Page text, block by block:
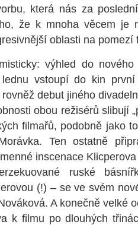
která nás za
že k mnoha věcem je
oblasti na pomezí
výhled do
vstoupí do kin
rovněž debut jiného
obou režisérů slibují
filmařů, podobně jako
Ten ostatně
inscenace
ruské
(!) – se ve svém
A konečně velké
k filmu po dlouhých